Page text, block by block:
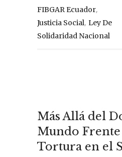
FIBGAR Ecuador,
Justicia Social, Ley De
Solidaridad Nacional
Más Allá del
Mundo Frente
Tortura en el